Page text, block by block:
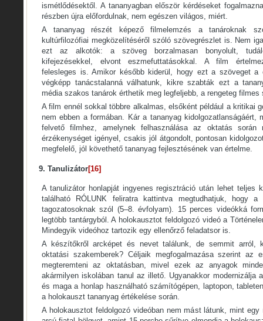
ismétlődésektől. A tananyagban először kérdéseket
részben újra előfordulnak, nem egészen világos, miért.
A tananyag részét képező filmelemzés a tanároknak
kultúrfilozófiai megközelítéséről szóló szövegrészlet is. Nem
ezt az alkotók: a szöveg borzalmasan bonyolult,
kifejezésekkel, elvont eszmefuttatásokkal. A film
felesleges is. Amikor később kiderül, hogy ezt a szöveget a
végképp tanácstalanná válhatunk, kikre szabták ezt a
média szakos tanárok érthetik meg legfeljebb, a rengeteg
A film ennél sokkal többre alkalmas, elsőként például a kritikai
nem ebben a formában. Kár a tananyag kidolgozatlanságáért,
felvető filmhez, amelynek felhasználása az oktatás során
érzékenységet igényel, csakis jól átgondolt, pontosan
megfelelő, jól követhető tananyag fejlesztésének van értelme.
9. Tanulizátor[16]
A tanulizátor honlapját ingyenes regisztráció után lehet teljes
található RÓLUNK feliratra kattintva megtudhatjuk, hogy
tagozatosoknak szól (5–8. évfolyam). 15 perces videókká
legtöbb tantárgyból. A holokausztot feldolgozó videó a
Mindegyik videóhoz tartozik egy ellenőrző feladatsor is.
A készítőkről arcképet és nevet találunk, de semmit arról,
oktatási szakemberek? Céljaik megfogalmazása szerint az
megteremteni az oktatásban, mivel ezek az anyagok
akármilyen iskolában tanul az illető. Ugyanakkor modernizálja
és maga a honlap használható számítógépen, laptopon,
a holokauszt tananyag értékelése során.
A holokausztot feldolgozó videóban nem mást látunk, mint egy